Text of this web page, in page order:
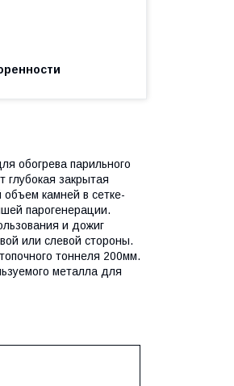
обогрева парильного
закрытая
камней в сетке-
парогенерации.
и дожиг
или слевой стороны.
тоннеля 200мм.
металла для